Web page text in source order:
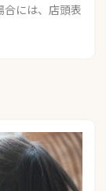
合には、店頭表